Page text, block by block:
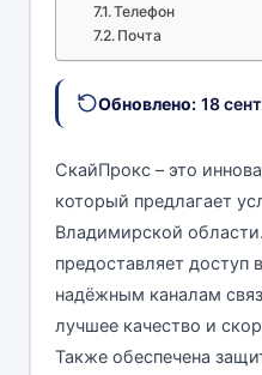
Телефон
Почта
Обновлено: 18
СкайПрокс – это
который предлагает
Владимирской
предоставляет доступ
надёжным каналам
лучшее качество и
Также обеспечена